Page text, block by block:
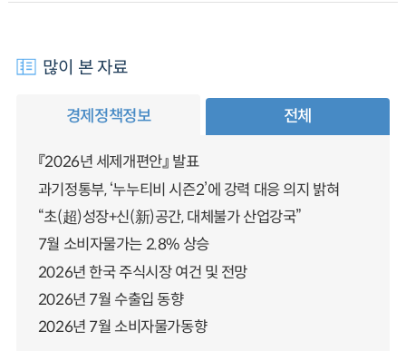
많이 본 자료
경제정책정보 전체
『2026년 세제개편안』 발표
과기정통부, ‘누누티비 시즌2’에 강력 대응 의지 밝혀
“초(超)성장+신(新)공간, 대체불가 산업강국”
7월 소비자물가는 2.8% 상승
2026년 한국 주식시장 여건 및 전망
2026년 7월 수출입 동향
2026년 7월 소비자물가동향